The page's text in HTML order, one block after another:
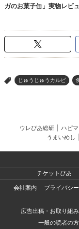
> じゅうじゅうカルビ
ウレぴあ総研 ハピ
うまいめし
チケットぴあ
会社案内
プライバシ
広告出稿・お取り組
一般の読者の